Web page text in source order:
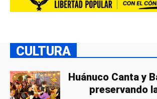
CULTURA
Huánuco Canta y
preservando